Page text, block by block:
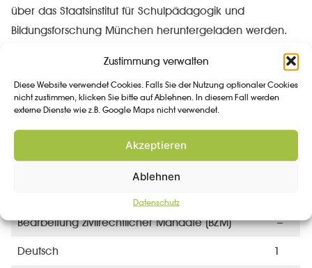
Zustimmung verwalten
Diese Website verwendet Cookies. Falls Sie der Nutzung optionaler Cookies
nicht zustimmen, klicken Sie bitte auf Ablehnen. In diesem Fall werden
externe Dienste wie z.B. Google Maps nicht verwendet.
Akzeptieren
Ablehnen
Datenschutz
über das Staatsinstitut für Schulpädagogik und
Bildungsforschung München heruntergeladen werden.
Fächer
Jgst.
Betriebs- und gesamtwirtschaftliche Prozesse
(BGP)
Bearbeitung zivilrechtlicher Mandate (BZM) –
Deutsch 1